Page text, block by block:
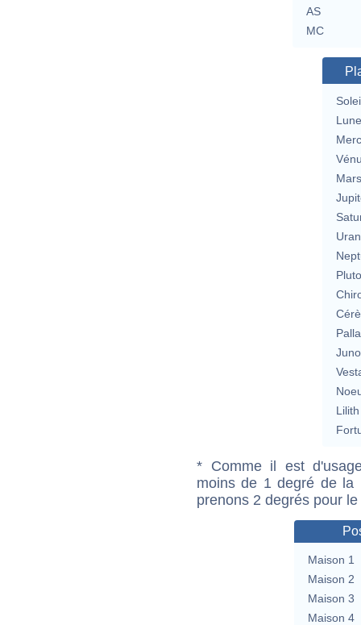
AS
MC
Lune
Mars
Lilith
* Comme il est
moins de 1 degré de la
prenons 2 degrés pour
Maison 1
Maison 2
Maison 3
Maison 4